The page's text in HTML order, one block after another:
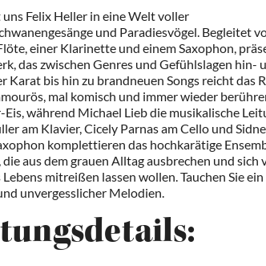
Felix Heller in eine Welt voller
und Paradiesvögel. Begleitet
einer Klarinette und einem Saxophon,
das zwischen Genres und Gefühlslagen hin-
Karat bis hin zu brandneuen Songs reicht das
mal komisch und immer wieder
während Michael Lieb die musikalische
am Klavier, Cicely Parnas am Cello und
komplettieren das hochkarätige
aus dem grauen Alltag ausbrechen und sich
mitreißen lassen wollen. Tauchen Sie
unvergesslicher Melodien.